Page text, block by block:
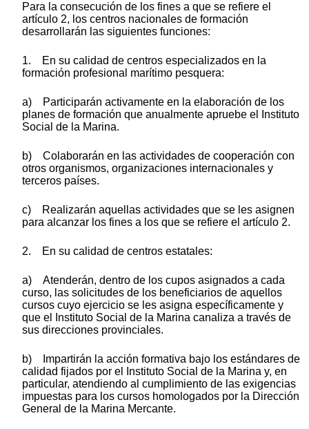
Para la consecución de los fines a que se refiere el
artículo 2, los centros nacionales de formación
desarrollarán las siguientes funciones:
1. En su calidad de centros especializados en la
formación profesional marítimo pesquera:
a) Participarán activamente en la elaboración de los
planes de formación que anualmente apruebe el Instituto
Social de la Marina.
b) Colaborarán en las actividades de cooperación con
otros organismos, organizaciones internacionales y
terceros países.
c) Realizarán aquellas actividades que se les asignen
para alcanzar los fines a los que se refiere el artículo 2.
2. En su calidad de centros estatales:
a) Atenderán, dentro de los cupos asignados a cada
curso, las solicitudes de los beneficiarios de aquellos
cursos cuyo ejercicio se les asigna específicamente y
que el Instituto Social de la Marina canaliza a través de
sus direcciones provinciales.
b) Impartirán la acción formativa bajo los estándares de
calidad fijados por el Instituto Social de la Marina y, en
particular, atendiendo al cumplimiento de las exigencias
impuestas para los cursos homologados por la Dirección
General de la Marina Mercante.